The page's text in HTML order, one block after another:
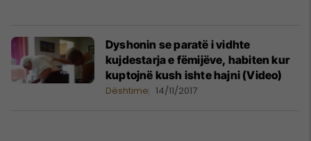
Dyshonin se paratë i vidhte
kujdestarja e fëmijëve, habiten kur
kuptojnë kush ishte hajni (Video)
Dështime 14/11/2017